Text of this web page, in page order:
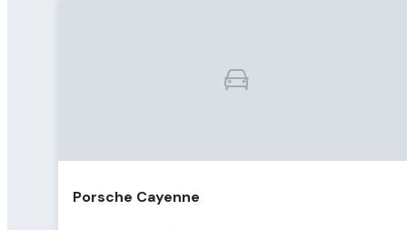
Porsche Cayenne